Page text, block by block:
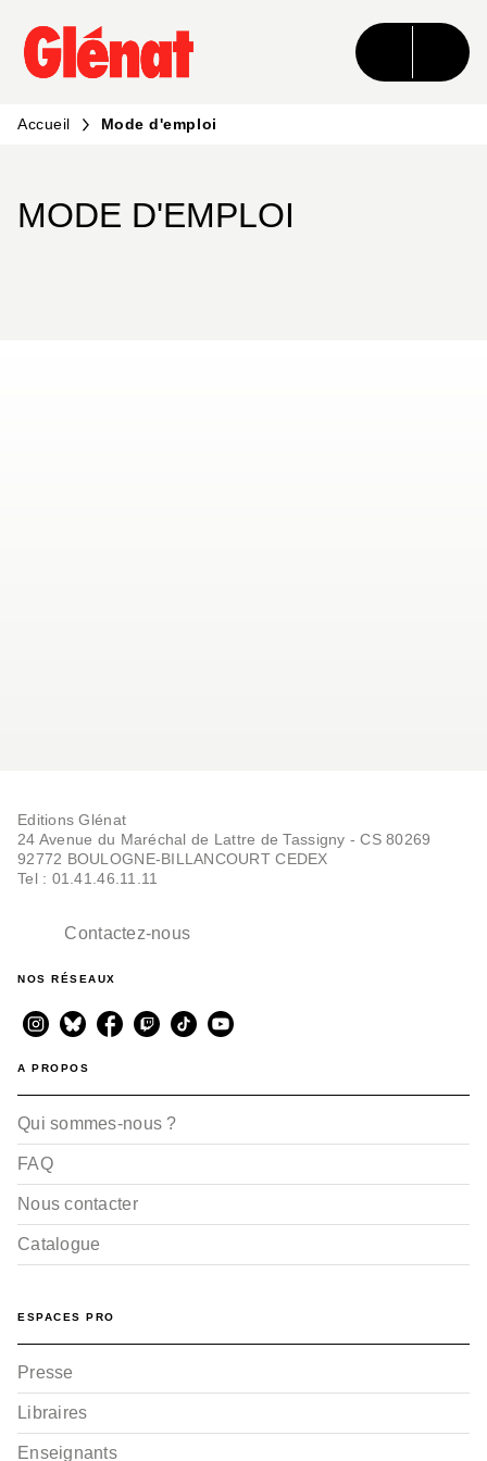
MENU RECHERCHE CONTENU
PIED DE PAGE
Accueil Mode d'emploi
MODE D'EMPLOI
Editions Glénat
24 Avenue du Maréchal de Lattre de Tassigny - CS 80269
92772 BOULOGNE-BILLANCOURT CEDEX
Tel : 01.41.46.11.11
Contactez-nous
NOS RÉSEAUX
A PROPOS
Qui sommes-nous ?
FAQ
Nous contacter
Catalogue
ESPACES PRO
Presse
Libraires
Enseignants